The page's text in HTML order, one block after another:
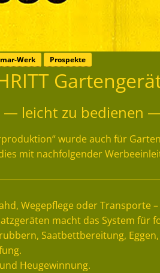
Werk Prospekte
— leicht zu bedienen
wurde auch für
mit nachfolgender
Wegepflege oder Transporte
macht das System für
Saatbettbereitung,
Heugewinnung.